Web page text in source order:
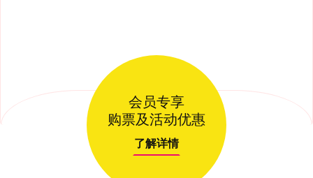
会员专享
购票及活动优惠
了解详情